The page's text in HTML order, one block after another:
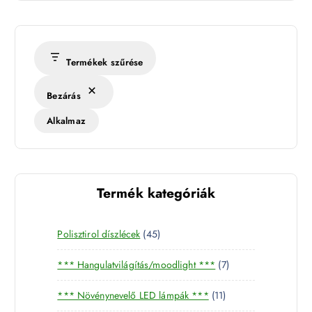
é
s
k
Termékek szűrése
Bezárás
Alkalmaz
Termék kategóriák
Polisztirol díszlécek 454
5
t
e
r
*** Hangulatvilágítás/moodlight *** 77
t
*** Növénynevelő LED lámpák *** 111